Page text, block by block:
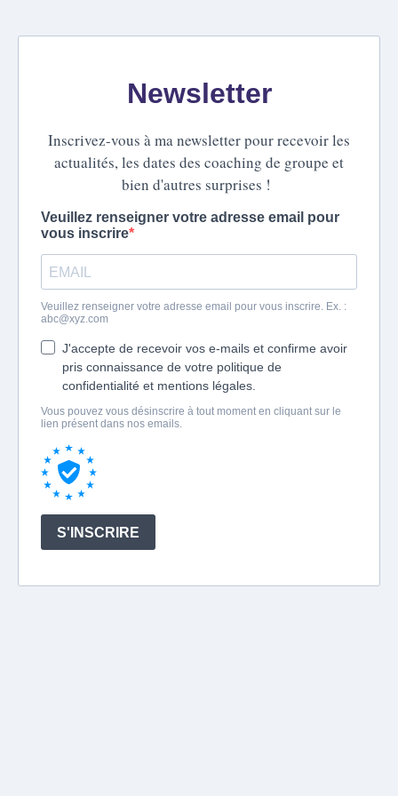
Newsletter
Inscrivez-vous à ma newsletter pour recevoir les
actualités, les dates des coaching de groupe et
bien d'autres surprises !
Veuillez renseigner votre adresse email pour
vous inscrire
Veuillez renseigner votre adresse email pour vous inscrire. Ex. :
abc@xyz.com
J'accepte de recevoir vos e-mails et confirme avoir
pris connaissance de votre politique de
confidentialité et mentions légales.
Vous pouvez vous désinscrire à tout moment en cliquant sur le
lien présent dans nos emails.
S'INSCRIRE